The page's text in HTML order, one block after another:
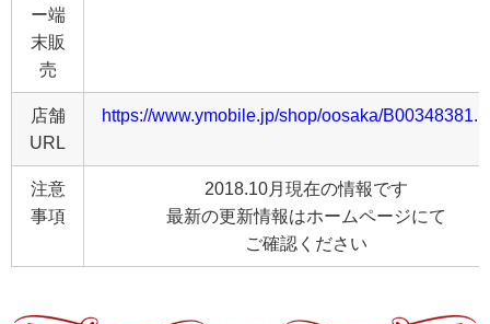
ー端
末販
売
店舗
URL
https://www.ymobile.jp/shop/oosaka/
注意
事項
2018.10月現在の情報です
最新の更新情報はホームページにて
ご確認ください